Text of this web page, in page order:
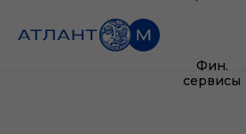
Фин.
сервисы